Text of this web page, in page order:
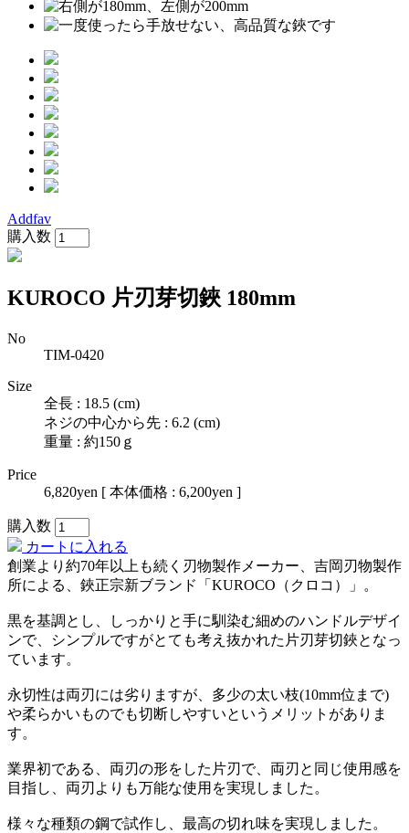
Addfav
購入数
KUROCO 片刃芽切鋏 180mm
No
TIM-0420
Size
全長 : 18.5 (cm)
ネジの中心から先 : 6.2 (cm)
重量 : 約150ｇ
Price
6,820yen [ 本体価格 : 6,200yen ]
購入数
カートに入れる
創業より約70年以上も続く刃物製作メーカー、吉岡刃物製作
所による、鋏正宗新ブランド「KUROCO（クロコ）」。
黒を基調とし、しっかりと手に馴染む細めのハンドルデザイ
ンで、シンプルですがとても考え抜かれた片刃芽切鋏となっ
ています。
永切性は両刃には劣りますが、多少の太い枝(10mm位まで)
や柔らかいものでも切断しやすいというメリットがありま
す。
業界初である、両刃の形をした片刃で、両刃と同じ使用感を
目指し、両刃よりも万能な使用を実現しました。
様々な種類の鋼で試作し、最高の切れ味を実現しました。